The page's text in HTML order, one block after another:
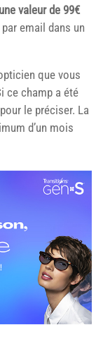
valeur de 99€
email dans un
que vous
ce champ a été
le préciser. La
d’un mois